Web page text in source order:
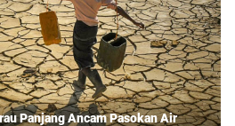
Panjang Ancam Pasokan Air